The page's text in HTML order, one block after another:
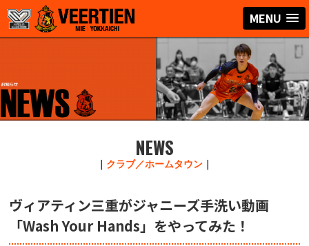
MENU
NEWS
クラブ／ホームタウン
ヴィアティン三重がジャニーズ手洗い動画
「Wash Your Hands」をやってみた！